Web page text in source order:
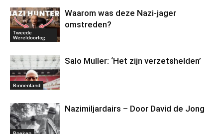
Tweede
Wereldoorlog
Waarom was deze Nazi-jager
omstreden?
Binnenland
Salo Muller: ‘Het zijn verzetshelden’
Nazimiljardairs – Door David de Jong